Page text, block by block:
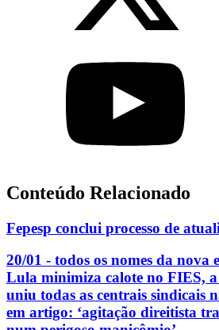
Conteúdo Relacionado
Fepesp conclui processo de
20/01 - todos os nomes da nova
Lula minimiza calote no FIES,
uniu todas as centrais sindicais
em artigo: ‘agitação direitista